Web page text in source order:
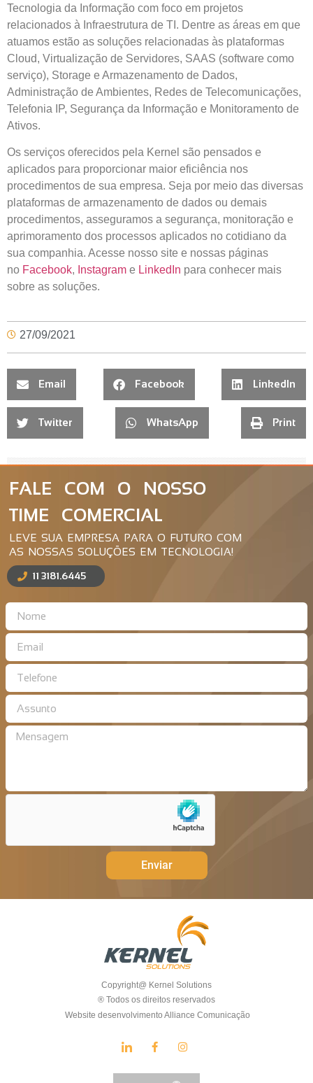
Tecnologia da Informação com foco em projetos
relacionados à Infraestrutura de TI. Dentre as áreas em que
atuamos estão as soluções relacionadas às plataformas
Cloud, Virtualização de Servidores, SAAS (software como
serviço), Storage e Armazenamento de Dados,
Administração de Ambientes, Redes de Telecomunicações,
Telefonia IP, Segurança da Informação e Monitoramento de
Ativos.
Os serviços oferecidos pela Kernel são pensados e
aplicados para proporcionar maior eficiência nos
procedimentos de sua empresa. Seja por meio das diversas
plataformas de armazenamento de dados ou demais
procedimentos, asseguramos a segurança, monitoração e
aprimoramento dos processos aplicados no cotidiano da
sua companhia. Acesse nosso site e nossas páginas
no Facebook, Instagram e LinkedIn para conhecer mais
sobre as soluções.
27/09/2021
Email Facebook LinkedIn
Twitter WhatsApp Print
FALE COM O NOSSO
TIME COMERCIAL
LEVE SUA EMPRESA PARA O FUTURO COM
AS NOSSAS SOLUÇÕES EM TECNOLOGIA!
11 3181.6445
Enviar
Copyright@ Kernel Solutions
® Todos os direitos reservados
Website desenvolvimento Alliance Comunicação